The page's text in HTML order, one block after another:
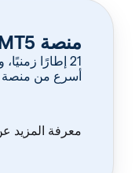
منصة MT5 متاحة الآن
أسرع من منصة MT4.